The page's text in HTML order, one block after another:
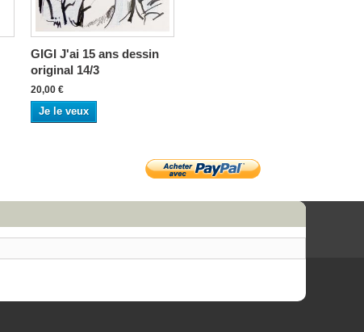
GIGI J'ai 15 ans dessin
original 14/3
20,00 €
Je le veux